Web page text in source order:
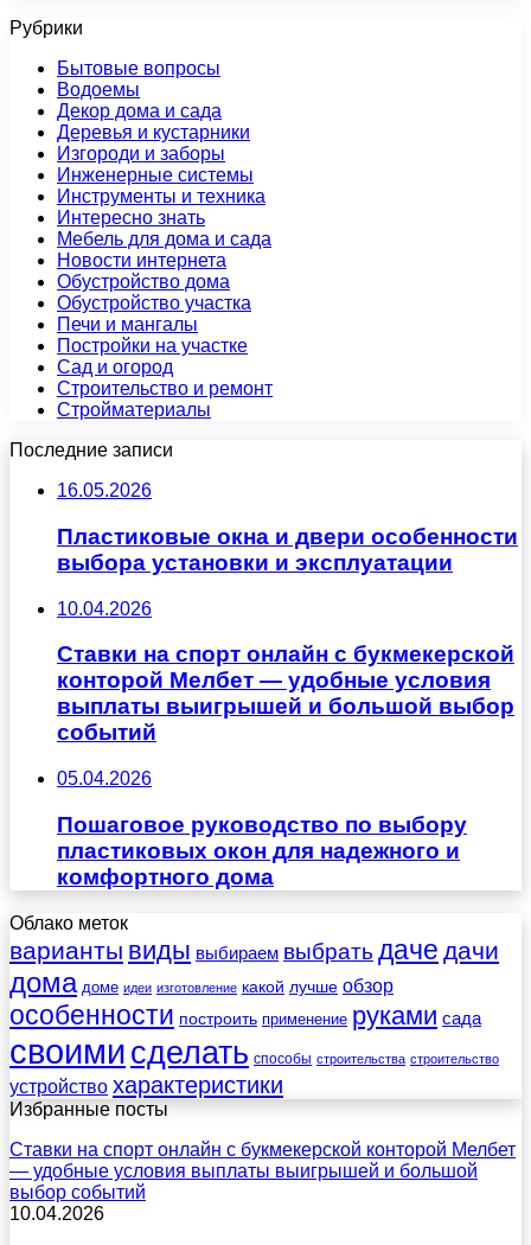
Рубрики
Бытовые вопросы
Водоемы
Декор дома и сада
Деревья и кустарники
Изгороди и заборы
Инженерные системы
Инструменты и техника
Интересно знать
Мебель для дома и сада
Новости интернета
Обустройство дома
Обустройство участка
Печи и мангалы
Постройки на участке
Сад и огород
Строительство и ремонт
Стройматериалы
Последние записи
16.05.2026
Пластиковые окна и двери особенности
выбора установки и эксплуатации
10.04.2026
Ставки на спорт онлайн с букмекерской
конторой Мелбет — удобные условия
выплаты выигрышей и большой выбор
событий
05.04.2026
Пошаговое руководство по выбору
пластиковых окон для надежного и
комфортного дома
Облако меток
варианты виды выбираем выбрать даче дачи
дома доме идеи изготовление какой лучше обзор
особенности построить применение руками сада
своими сделать способы строительства строительство
устройство характеристики
Избранные посты
Ставки на спорт онлайн с букмекерской конторой Мелбет
— удобные условия выплаты выигрышей и большой
выбор событий
10.04.2026